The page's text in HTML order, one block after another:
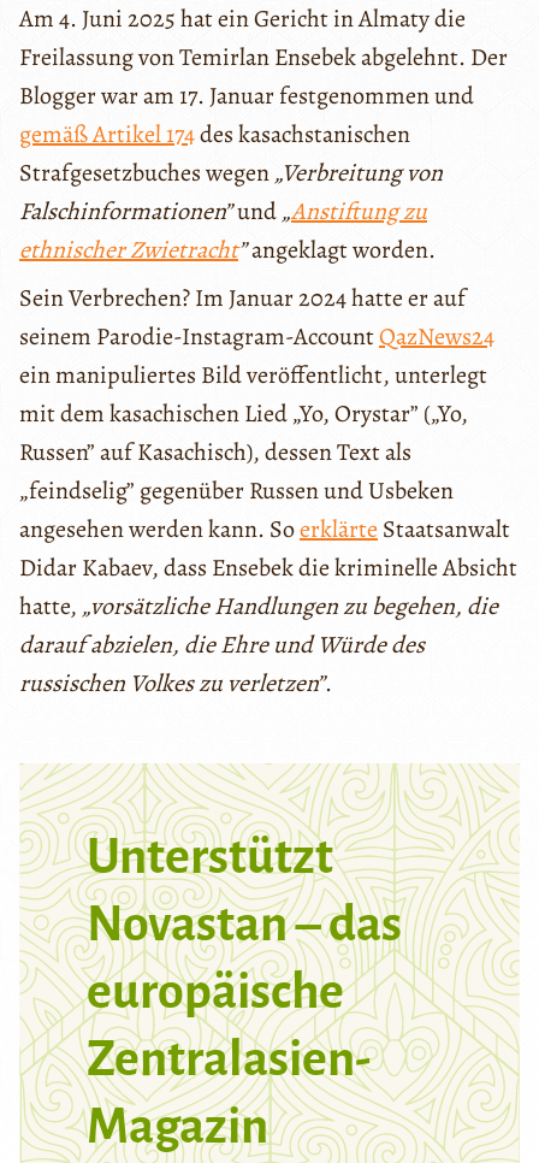
Am 4. Juni 2025 hat ein Gericht in Almaty die
Freilassung von Temirlan Ensebek abgelehnt. Der
Blogger war am 17. Januar festgenommen und
gemäß Artikel 174des kasachstanischen
Strafgesetzbuches wegen„Verbreitung von
Falschinformationen”und„Anstiftung zu
ethnischer Zwietracht”angeklagt worden.
Sein Verbrechen? Im Januar 2024 hatte er auf
seinem Parodie-Instagram-AccountQazNews24
ein manipuliertes Bild veröffentlicht, unterlegt
mit dem kasachischen Lied „Yo, Orystar” („Yo,
Russen” auf Kasachisch), dessen Text als
„feindselig” gegenüber Russen und Usbeken
angesehen werden kann. Soerklärte Staatsanwalt
Didar Kabaev, dass Ensebek die kriminelle Absicht
hatte, „vorsätzliche Handlungen zu begehen, die
darauf abzielen, die Ehre und Würde des
russischen Volkes zu verletzen”.
Unterstützt
Novastan – das
europäische
Zentralasien-
Magazin